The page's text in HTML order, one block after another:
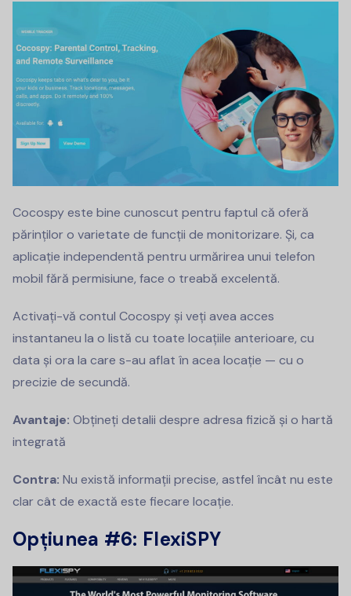
Cocospy este bine cunoscut pentru faptul că oferă
părinților o varietate de funcții de monitorizare. Și, ca
aplicație independentă pentru urmărirea unui telefon
mobil fără permisiune, face o treabă excelentă.
Activați-vă contul Cocospy și veți avea acces
instantaneu la o listă cu toate locațiile anterioare, cu
data și ora la care s-au aflat în acea locație — cu o
precizie de secundă.
Avantaje: Obțineți detalii despre adresa fizică și o hartă
integrată
Contra: Nu există informații precise, astfel încât nu este
clar cât de exactă este fiecare locație.
Opțiunea #6: FlexiSPY